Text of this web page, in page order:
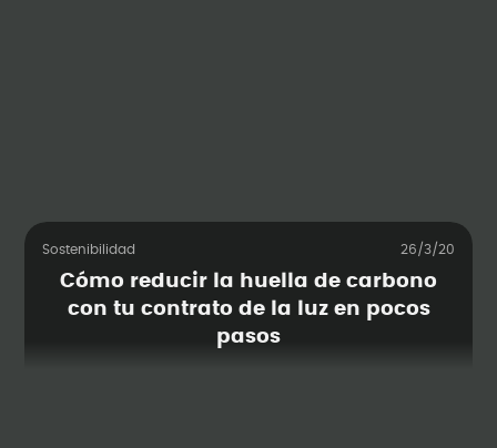
Sostenibilidad 26/3/20
Cómo reducir la huella de carbono
con tu contrato de la luz en pocos
pasos